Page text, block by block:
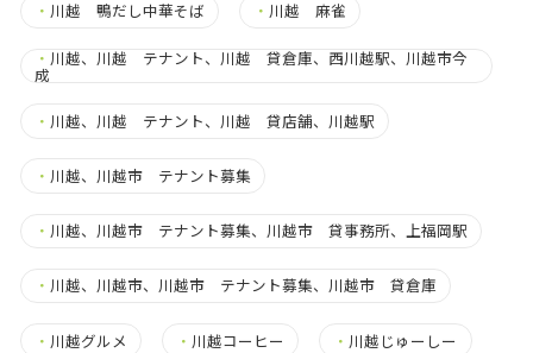
・ 川越 鴨だし中華そば ・ 川越 麻雀
・ 川越、川越 テナント、川越 貸倉庫、西川越駅、川越市今
成
・ 川越、川越 テナント、川越 貸店舗、川越駅
・ 川越、川越市 テナント募集
・ 川越、川越市 テナント募集、川越市 貸事務所、上福岡駅
・ 川越、川越市、川越市 テナント募集、川越市 貸倉庫
・ 川越グルメ ・ 川越コーヒー ・ 川越じゅーしー